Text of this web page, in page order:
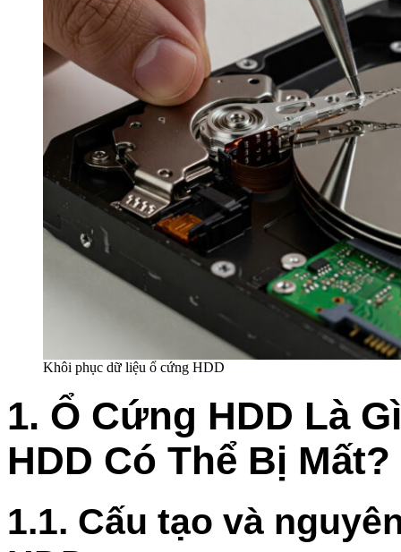
Khôi phục dữ liệu ổ cứng HDD
1. Ổ Cứng HDD Là
HDD Có Thể Bị Mất?
1.1. Cấu tạo và